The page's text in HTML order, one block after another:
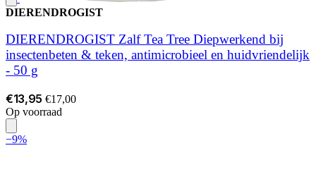
DIERENDROGIST
DIERENDROGIST Zalf Tea Tree Diepwerkend bij
insectenbeten & teken, antimicrobieel en huidvriendelijk
- 50 g
€13,95 €17,00
Op voorraad
−9%